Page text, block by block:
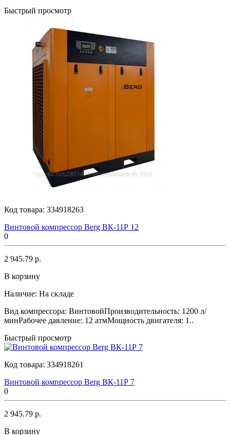
Быстрый просмотр
Код товара: 334918263
Винтовой компрессор Berg ВК-11Р 12
0
2 945.79 р.
В корзину
Наличие: На складе
Вид компрессора: ВинтовойПроизводительность: 1200 л/
минРабочее давление: 12 атмМощность двигателя: 1..
Быстрый просмотр
Код товара: 334918261
Винтовой компрессор Berg ВК-11Р 7
0
2 945.79 р.
В корзину